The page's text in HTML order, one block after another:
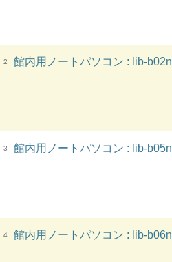
2 館内用ノートパソコン : lib-b02n
3 館内用ノートパソコン : lib-b05n
4 館内用ノートパソコン : lib-b06n